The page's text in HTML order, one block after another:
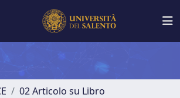
02 Articolo su Libro